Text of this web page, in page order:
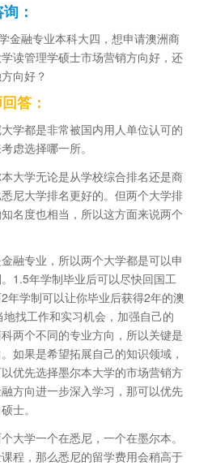
：
金融专业本科大四，想申请澳洲商
读管理学硕士市场营销方向好，还
向好？
答：
学都是非常被国内用人单位认可的
虑选择哪一所。
大学无论是从学校综合排名还是商
尼大学排名更好的。但两个大学排
名度也相当，所以这方面来说两个
融专业，所以两个大学都是可以申
1.5年学制毕业后可以尽快回国工
年学制可以让你毕业后获得2年的澳
找工作和实习机会，加强自己的
两个不同的专业方向，所以关键是
如果是希望拓展自己的知识领域，
优先选择墨尔本大学的市场营销方
方向进一步深入学习，那可以优先
士。
大学一个在悉尼，一个在墨尔本。
程，那么悉尼的留学费用会稍高于